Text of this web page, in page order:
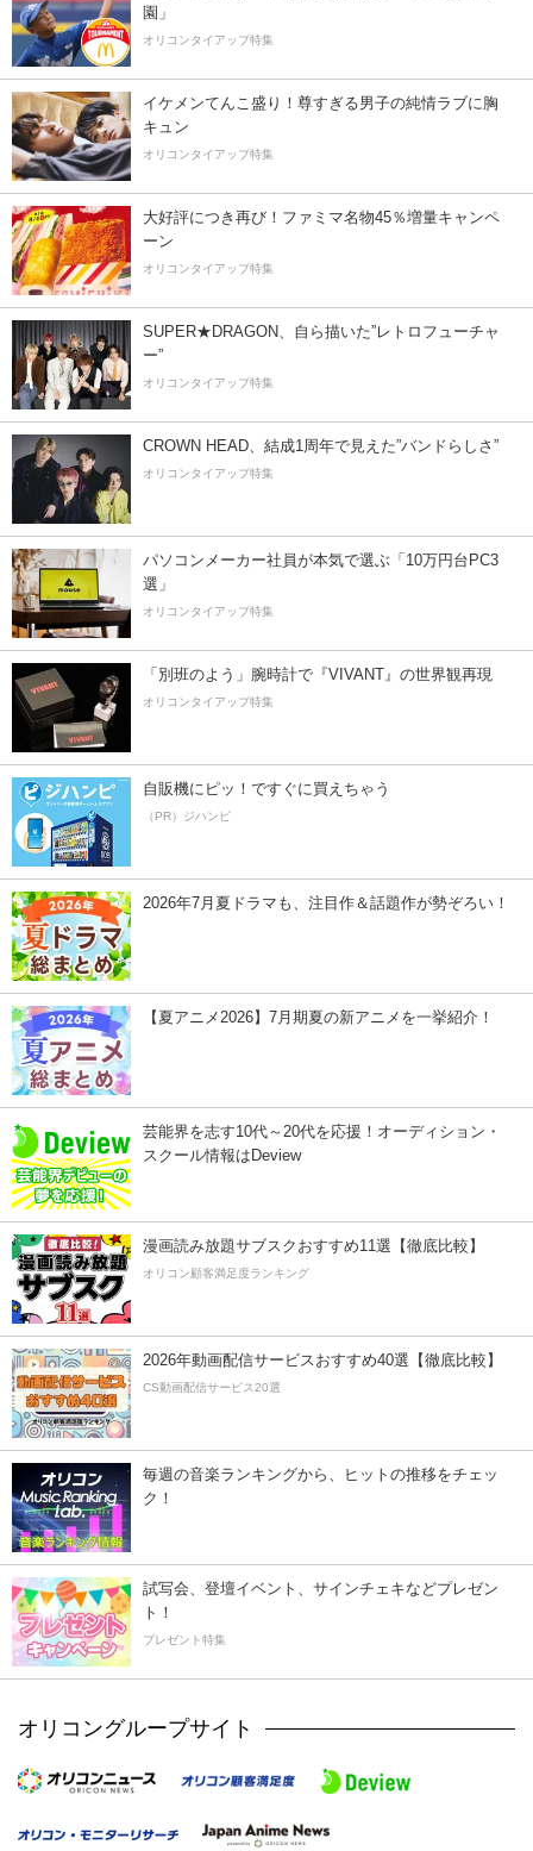
園」
オリコンタイアップ特集
イケメンてんこ盛り！尊すぎる男子の純情ラブに胸
キュン
オリコンタイアップ特集
大好評につき再び！ファミマ名物45％増量キャンペ
ーン
オリコンタイアップ特集
SUPER★DRAGON、自ら描いた”レトロフューチャ
ー”
オリコンタイアップ特集
CROWN HEAD、結成1周年で見えた”バンドらしさ”
オリコンタイアップ特集
パソコンメーカー社員が本気で選ぶ「10万円台PC3
選」
オリコンタイアップ特集
「別班のよう」腕時計で『VIVANT』の世界観再現
オリコンタイアップ特集
自販機にピッ！ですぐに買えちゃう
（PR）ジハンピ
2026年7月夏ドラマも、注目作＆話題作が勢ぞろい！
【夏アニメ2026】7月期夏の新アニメを一挙紹介！
芸能界を志す10代～20代を応援！オーディション・
スクール情報はDeview
漫画読み放題サブスクおすすめ11選【徹底比較】
オリコン顧客満足度ランキング
2026年動画配信サービスおすすめ40選【徹底比較】
CS動画配信サービス20選
毎週の音楽ランキングから、ヒットの推移をチェッ
ク！
試写会、登壇イベント、サインチェキなどプレゼン
ト！
プレゼント特集
オリコングループサイト